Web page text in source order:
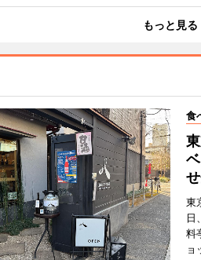
もっと見る
食
東
日
料
ョ